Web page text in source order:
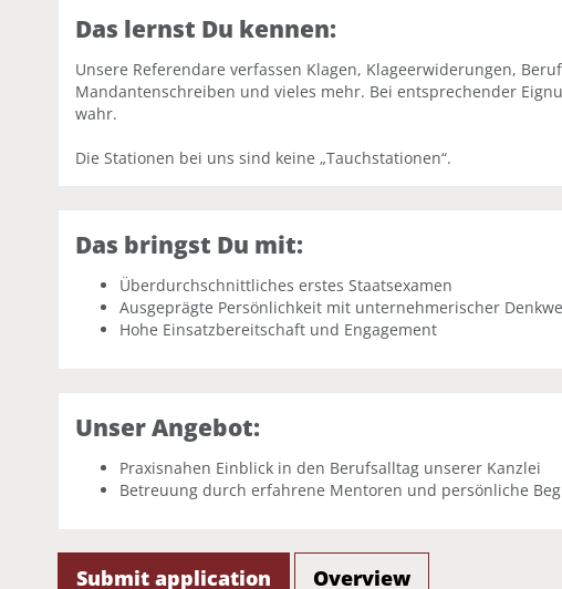
Das lernst Du kennen:
Unsere Referendare verfassen Klagen, Klageerwiderungen,
Mandantenschreiben und vieles mehr. Bei entsprechender
wahr.
Die Stationen bei uns sind keine „Tauchstationen“.
Das bringst Du mit:
Überdurchschnittliches erstes Staatsexamen
Ausgeprägte Persönlichkeit mit unternehmerischer
Hohe Einsatzbereitschaft und Engagement
Unser Angebot:
Praxisnahen Einblick in den Berufsalltag unserer Kanzlei
Betreuung durch erfahrene Mentoren und persönliche
Submit application Overview